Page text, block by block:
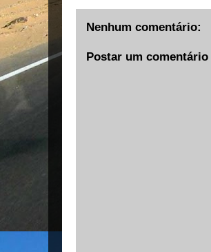
Nenhum comentário:
Postar um comentário